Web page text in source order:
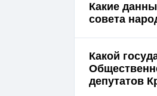
Какие
совета
Какой
депутатов